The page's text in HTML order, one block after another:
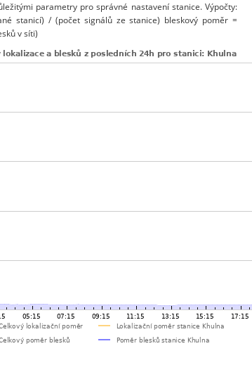
parametry pro správné nastavení stanice. Výpočty:
stanicí) / (počet signálů ze stanice) bleskový poměr =
v síti)